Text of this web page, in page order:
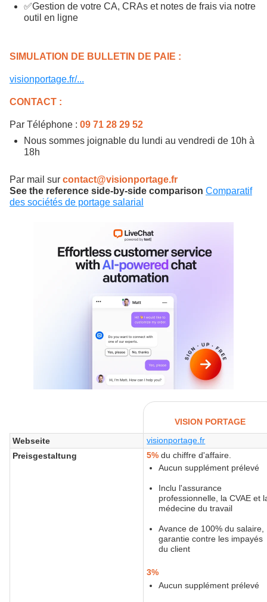
✅Gestion de votre CA, CRAs et notes de frais via notre
outil en ligne
SIMULATION DE BULLETIN DE PAIE :
visionportage.fr/...
CONTACT :
Par Téléphone : 09 71 28 29 52
Nous sommes joignable du lundi au vendredi de 10h à
18h
Par mail sur contact@visionportage.fr
See the reference side-by-side comparison Comparatif
des sociétés de portage salarial
VISION PORTAGE
Webseite
visionportage.fr
Preisgestaltung
5% du chiffre d'affaire.
Aucun supplément prélevé
Inclu l'assurance
professionnelle, la CVAE et
médecine du travail
Avance de 100% du salaire,
garantie contre les impayés
du client
3%
Aucun supplément prélevé